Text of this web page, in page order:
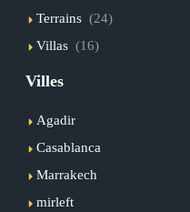
Terrains (24)
Villas (16)
Villes
Agadir
Casablanca
Marrakech
mirleft